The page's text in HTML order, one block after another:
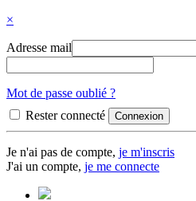
×
Adresse mail
Mot de passe oublié ?
Rester connecté
Je n'ai pas de compte, je m'inscris
J'ai un compte, je me connecte